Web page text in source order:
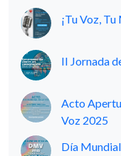
¡Tu Voz,
II Jornada
Acto
Voz 2025
Día